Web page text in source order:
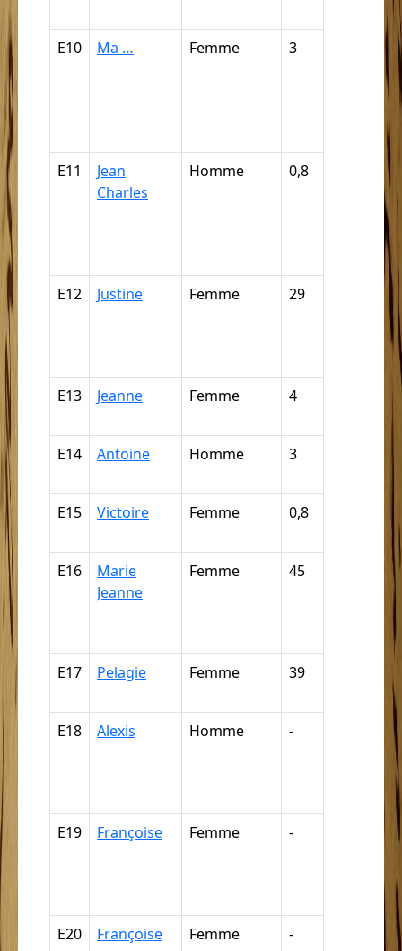
(par
E10
Ma … Femme 3
Griffe,
mulâtre,
(par
E11
Jean
Charles
Homme 0,8
Griffe,
mulâtre,
(par
E12
Justine Femme 29
négresse,
négrillon,
négritte ...
E13
Jeanne Femme 4
E14
Antoine Homme 3
E15
Victoire Femme 0,8
E16
Marie
Jeanne
Femme 45
négresse,
négritte ...
E17
Pelagie Femme 39
E18
Alexis Homme -
négresse,
négrillon,
négritte ...
E19
Françoise Femme -
négritte ...
E20
Françoise Femme -